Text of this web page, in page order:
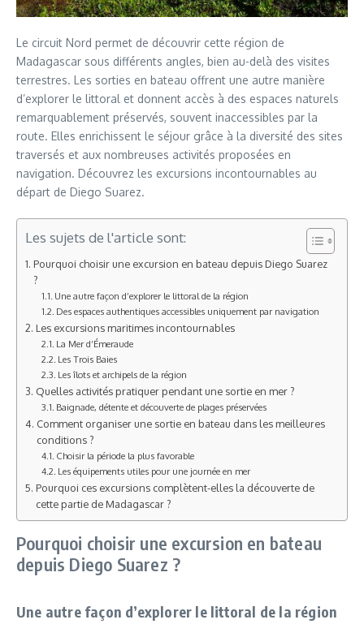
Le circuit Nord permet de découvrir cette région de
Madagascar sous différents angles, bien au-delà des visites
terrestres. Les sorties en bateau offrent une autre manière
d’explorer le littoral et donnent accès à des espaces naturels
remarquablement préservés, souvent inaccessibles par la
route. Elles enrichissent le séjour grâce à la diversité des sites
traversés et aux nombreuses activités proposées en
navigation. Découvrez les excursions incontournables au
départ de Diego Suarez.
Les sujets de l'article sont:
Pourquoi choisir une excursion en bateau depuis Diego Suarez
?
Une autre façon d’explorer le littoral de la région
Des espaces authentiques accessibles uniquement par navigation
Les excursions maritimes incontournables
La Mer d’Émeraude
Les Trois Baies
Les îlots et archipels de la région
Quelles activités pratiquer pendant une sortie en mer ?
Baignade, détente et découverte de plages préservées
Comment organiser une sortie en bateau dans les meilleures
conditions ?
Choisir la période la plus favorable
Les équipements utiles pour une journée en mer
Pourquoi ces excursions complètent-elles la découverte de
cette partie de Madagascar ?
Pourquoi choisir une excursion en bateau
depuis Diego Suarez ?
Une autre façon d’explorer le littoral de la région